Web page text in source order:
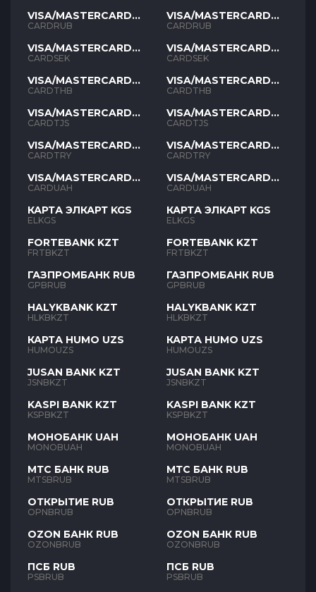
VISA/MASTERCARD
RUB
CARDRUB
VISA/MASTERCARD
SEK
CARDSEK
VISA/MASTERCARD
THB
CARDTHB
VISA/MASTERCARD
TJS
CARDTJS
VISA/MASTERCARD
TYR
CARDTRY
VISA/MASTERCARD
UAH
CARDUAH
КАРТА ЭЛКАРТ KGS
ELKGS
FORTEBANK KZT
FRTBKZT
ГАЗПРОМБАНК RUB
GPBRUB
HALYKBANK KZT
HLKBKZT
КАРТА HUMO UZS
HUMOUZS
JUSAN BANK KZT
JSNBKZT
KASPI BANK KZT
KSPBKZT
МОНОБАНК UAH
MONOBUAH
МТС БАНК RUB
MTSBRUB
ОТКРЫТИЕ RUB
OPNBRUB
OZON БАНК RUB
OZONBRUB
ПСБ RUB
PSBRUB
VISA/MASTERCARD
RUB
CARDRUB
VISA/MASTERCARD
SEK
CARDSEK
VISA/MASTERCARD
THB
CARDTHB
VISA/MASTERCARD
TJS
CARDTJS
VISA/MASTERCARD
TYR
CARDTRY
VISA/MASTERCARD
UAH
CARDUAH
КАРТА ЭЛКАРТ KGS
ELKGS
FORTEBANK KZT
FRTBKZT
ГАЗПРОМБАНК RUB
GPBRUB
HALYKBANK KZT
HLKBKZT
КАРТА HUMO UZS
HUMOUZS
JUSAN BANK KZT
JSNBKZT
KASPI BANK KZT
KSPBKZT
МОНОБАНК UAH
MONOBUAH
МТС БАНК RUB
MTSBRUB
ОТКРЫТИЕ RUB
OPNBRUB
OZON БАНК RUB
OZONBRUB
ПСБ RUB
PSBRUB